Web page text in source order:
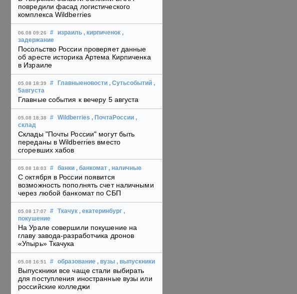
повредили фасад логистического
комплекса Wildberries
06.08 09:26 # израиль , кирпиченок ,
задержание
Посольство России проверяет данные
об аресте историка Артема Кирпиченка
в Израиле
05.08 18:39 # Главныеновости , Сутьсобытий ,
5августа
Главные события к вечеру 5 августа
05.08 18:38 # Wildberries , ПочтаРоссии ,
склад
Склады "Почты России" могут быть
переданы в Wildberries вместо
сгоревших хабов
05.08 18:03 # банки , банкомат , наличные
С октября в России появится
возможность пополнять счет наличными
через любой банкомат по СБП
05.08 17:07 # Ткачук , екатеринбург ,
покушение
На Урале совершили покушение на
главу завода-разработчика дронов
«Упырь» Ткачука
05.08 16:51 # образование , вузы , выпускники
Выпускники все чаще стали выбирать
для поступления иностранные вузы или
российские колледжи